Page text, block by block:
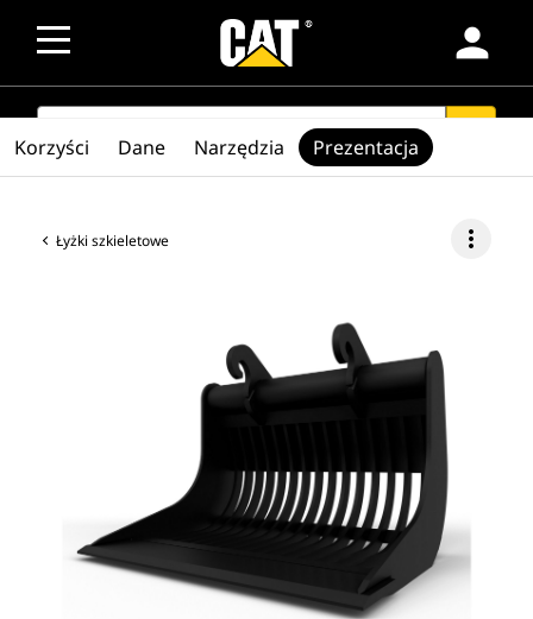
person
SEARCH
Łyżki szkieletowe more_vert
Korzyści Dane Narzędzia Prezentacja